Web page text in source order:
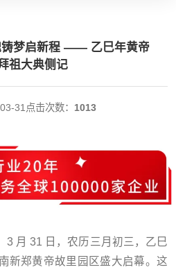
铸梦启新程 —— 乙巳年黄帝
祖大典侧记
31 点击次数： 1013
3 月 31 日，农历三月初三，乙巳
新郑黄帝故里园区盛大启幕。这